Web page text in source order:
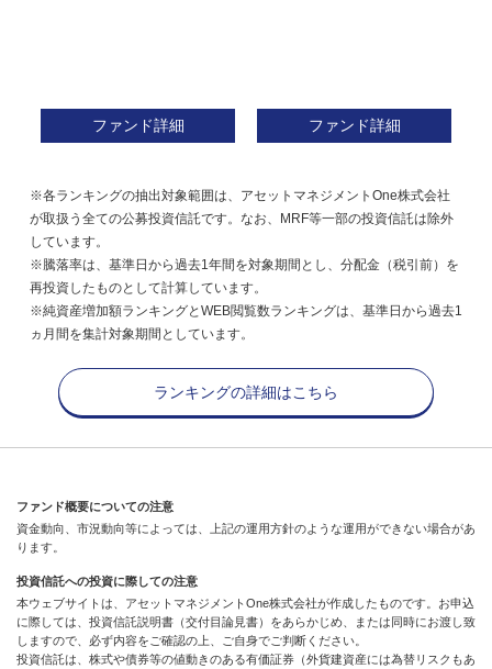
ファンド詳細 ファンド詳細
※各ランキングの抽出対象範囲は、アセットマネジメントOne株式会社
が取扱う全ての公募投資信託です。なお、MRF等一部の投資信託は除外
しています。
※騰落率は、基準日から過去1年間を対象期間とし、分配金（税引前）を
再投資したものとして計算しています。
※純資産増加額ランキングとWEB閲覧数ランキングは、基準日から過去1
ヵ月間を集計対象期間としています。
ランキングの詳細はこちら
ファンド概要についての注意
資金動向、市況動向等によっては、上記の運用方針のような運用ができない場合があ
ります。
投資信託への投資に際しての注意
本ウェブサイトは、アセットマネジメントOne株式会社が作成したものです。お申込
に際しては、投資信託説明書（交付目論見書）をあらかじめ、または同時にお渡し致
しますので、必ず内容をご確認の上、ご自身でご判断ください。
投資信託は、株式や債券等の値動きのある有価証券（外貨建資産には為替リスクもあ